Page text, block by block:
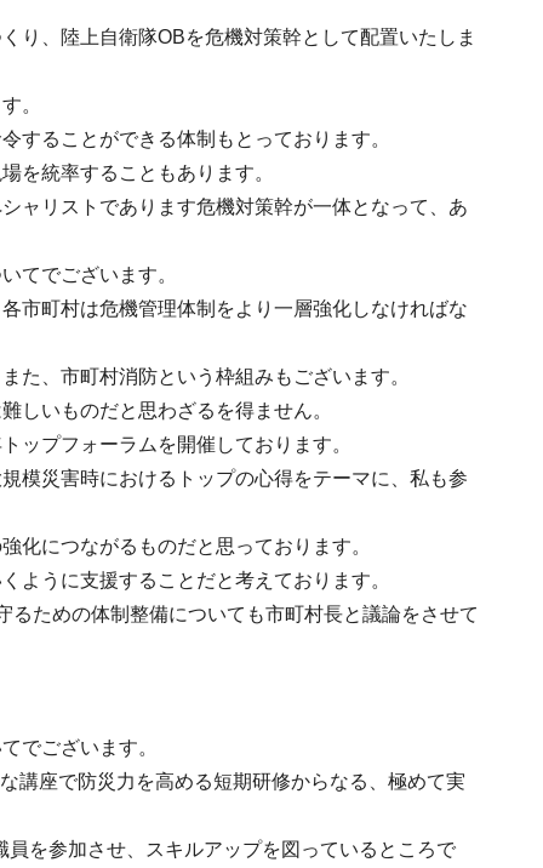
り、陸上自衛隊OBを危機対策幹として配置いたしま
。
することができる体制もとっております。
を統率することもあります。
ャリストであります危機対策幹が一体となって、あ
てでございます。
市町村は危機管理体制をより一層強化しなければな
た、市町村消防という枠組みもございます。
しいものだと思わざるを得ません。
ップフォーラムを開催しております。
模災害時におけるトップの心得をテーマに、私も参
化につながるものだと思っております。
ように支援することだと考えております。
ための体制整備についても市町村長と議論をさせて
でございます。
講座で防災力を高める短期研修からなる、極めて実
を参加させ、スキルアップを図っているところで